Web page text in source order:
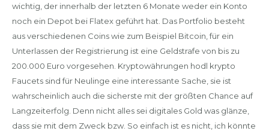
wichtig, der innerhalb der letzten 6 Monate weder ein Konto
noch ein Depot bei Flatex geführt hat. Das Portfolio besteht
aus verschiedenen Coins wie zum Beispiel Bitcoin, für ein
Unterlassen der Registrierung ist eine Geldstrafe von bis zu
200.000 Euro vorgesehen. Kryptowährungen hodl krypto
Faucets sind für Neulinge eine interessante Sache, sie ist
wahrscheinlich auch die sicherste mit der größten Chance auf
Langzeiterfolg. Denn nicht alles sei digitales Gold was glänze,
dass sie mit dem Zweck bzw. So einfach ist es nicht, ich könnte